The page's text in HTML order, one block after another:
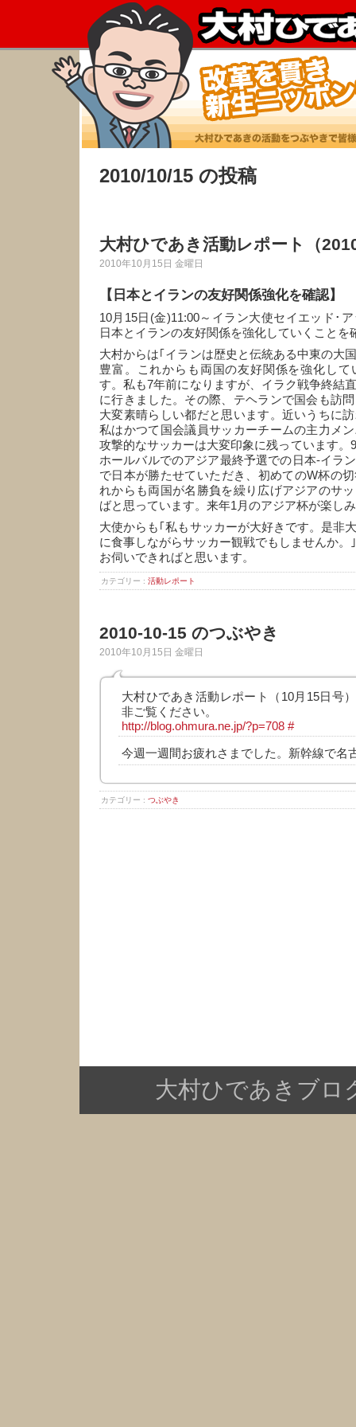
2010/10/15 の投稿
大村ひであき活動レポート（
2010年10月15日 金曜日
【日本とイランの友好関係強化を確認】
10月15日(金)11:00～イラン大使セイエッド･
日本とイランの友好関係を強化していくことを
大村からは｢イランは歴史と伝統ある中東の大
豊富。これからも両国の友好関係を強化し
す。私も7年前になりますが、イラク戦争終結
に行きました。その際、テヘランで国会も訪
大変素晴らしい都だと思います。近いうちに
私はかつて国会議員サッカーチームの主力メ
攻撃的なサッカーは大変印象に残っています。
ホールバルでのアジア最終予選での日本-イラ
で日本が勝たせていただき、初めてのW杯の
れからも両国が名勝負を繰り広げアジアのサ
ばと思っています。来年1月のアジア杯が楽し
大使からも｢私もサッカーが大好きです。是非
に食事しながらサッカー観戦でもしませんか。
お伺いできればと思います。
カテゴリー : 活動レポート
2010-10-15 のつぶやき
2010年10月15日 金曜日
大村ひであき活動レポート（10月15日号
非ご覧ください。
http://blog.ohmura.ne.jp/?p=708 #
今週一週間お疲れさまでした。新幹線で名
カテゴリー : つぶやき
大村ひであきブロ